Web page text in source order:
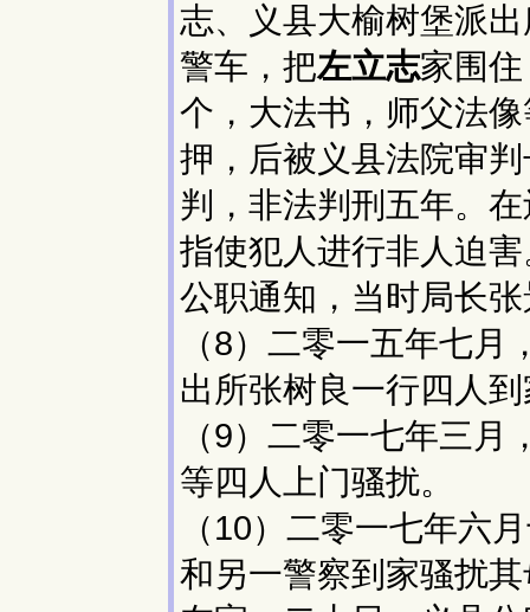
志、义县大榆树堡派
警车，把左立志家围
个，大法书，师父法
押，后被义县法院审
判，非法判刑五年。
指使犯人进行非人迫
公职通知，当时局长
（8）二零一五年七月
出所张树良一行四人
（9）二零一七年三
等四人上门骚扰。
（10）二零一七年六
和另一警察到家骚扰